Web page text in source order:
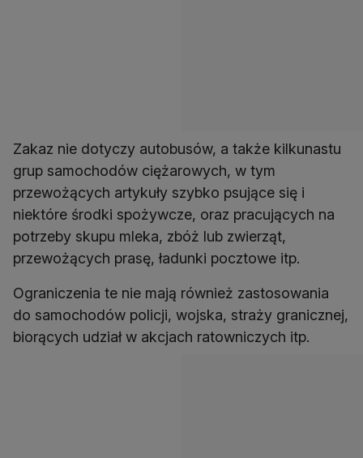
Zakaz nie dotyczy autobusów, a także kilkunastu
grup samochodów ciężarowych, w tym
przewożących artykuły szybko psujące się i
niektóre środki spożywcze, oraz pracujących na
potrzeby skupu mleka, zbóż lub zwierząt,
przewożących prasę, ładunki pocztowe itp.
Ograniczenia te nie mają również zastosowania
do samochodów policji, wojska, straży granicznej,
biorących udział w akcjach ratowniczych itp.